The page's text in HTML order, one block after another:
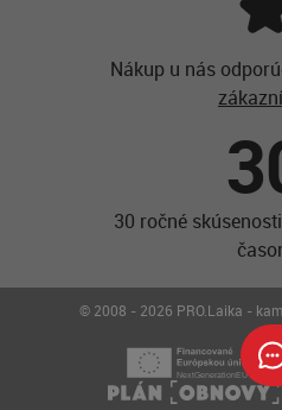
Nákup u nás
30 ročné
© 2008 - 2026 PRO.Laika -